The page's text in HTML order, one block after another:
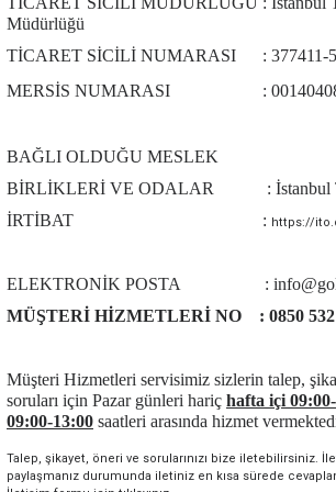
Müdürlüğü
TİCARET SİCİLİ NUMARASI : 377411-5
MERSİS NUMARASI :
BAĞLI OLDUĞU MESLEK
BİRLİKLERİ VE ODALAR : İstanbul
İRTİBAT : https://
ELEKTRONİK POSTA :
MÜŞTERİ HİZMETLERİ NO : 0850 532
Müşteri Hizmetleri servisimiz sizlerin talep,
soruları için Pazar günleri hariç hafta içi
09:00-13:00 saatleri arasında hizmet
Talep, şikayet, öneri ve sorularınızı bize iletebilirsiniz.
paylaşmanız durumunda iletiniz en kısa sürede